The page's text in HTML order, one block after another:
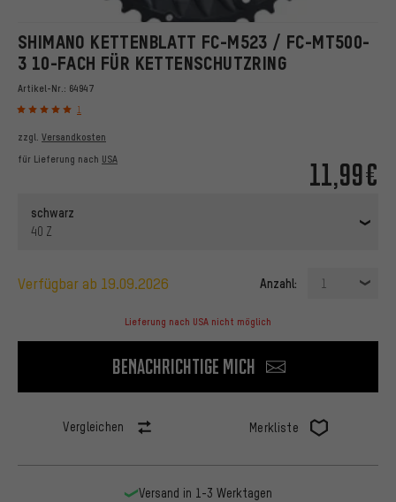
SHIMANO KETTENBLATT FC-M523 / FC-MT500-
3 10-FACH FÜR KETTENSCHUTZRING
Artikel-Nr.: 64947
1
11,99€
zzgl. Versandkosten
für Lieferung nach USA
schwarz
40 Z
verfügbar ab 19.09.2026 Anzahl: 1
Lieferung nach USA nicht möglich
Benachrichtige mich
Vergleichen Merkliste
Versand in 1-3 Werktagen